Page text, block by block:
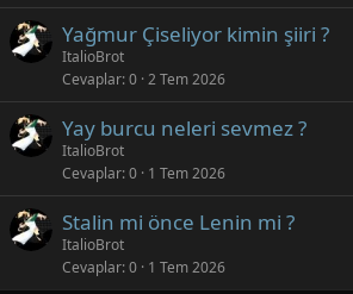
Yağmur Çiseliyor kimin şiiri ?
ItalioBrot
Cevaplar 0 2 Tem 2026
Yay burcu neleri sevmez ?
ItalioBrot
Cevaplar 0 1 Tem 2026
Stalin mi önce Lenin mi ?
ItalioBrot
Cevaplar 0 1 Tem 2026